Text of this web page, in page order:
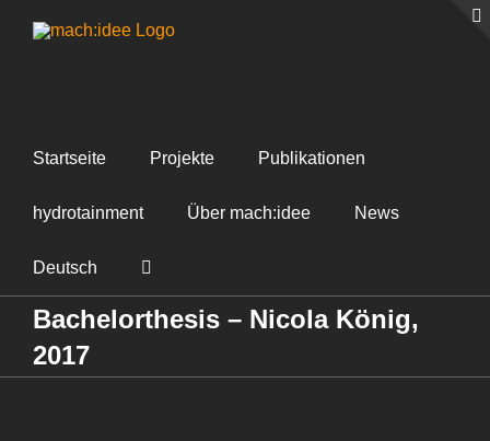
Inhalt
Startseite Projekte Publikationen
hydrotainment Über mach:idee News
Deutsch
Bachelorthesis – Nicola König,
2017